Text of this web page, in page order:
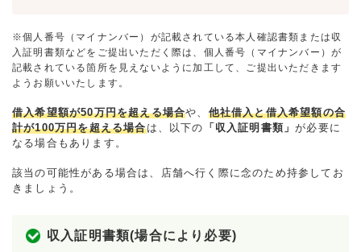
※個人番号（マイナンバー）が記載されている本人確認書類または収
入証明書類などをご提出いただく際は、個人番号（マイナンバー）が
記載されている箇所を見えないように加工して、ご提出いただきます
ようお願いいたします。
借入希望額が50万円を超える場合や、 他社借入と借入希望額の合
計が100万円を超える場合は、以下の 「収入証明書類」が必要に
なる場合もあります。
該当の可能性がある場合は、店舗へ行く際に念のため持参してお
きましょう。
収入証明書類(場合により必要)